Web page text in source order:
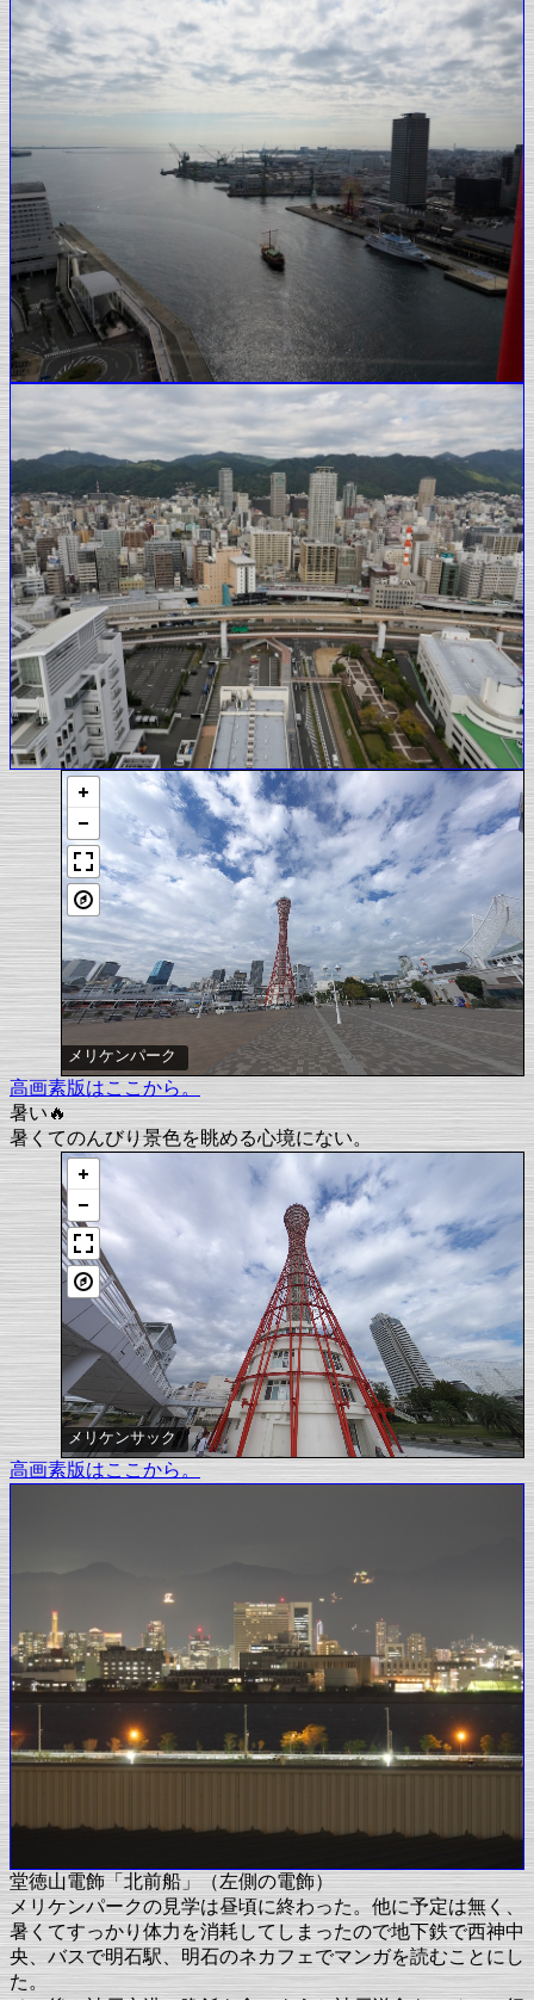
メリケンパーク
高画素版はここから。
暑い🔥
暑くてのんびり景色を眺める心境にない。
メリケンサック
高画素版はここから。
堂徳山電飾「北前船」（左側の電飾）
メリケンパークの見学は昼頃に終わった。他に予定は無く、
暑くてすっかり体力を消耗してしまったので地下鉄で西神中
央、バスで明石駅、明石のネカフェでマンガを読むことにし
た。